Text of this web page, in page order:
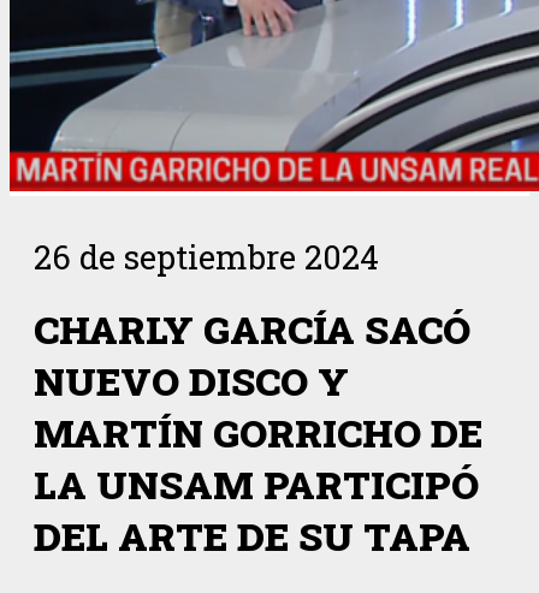
26 de septiembre 2024
CHARLY GARCÍA SACÓ
NUEVO DISCO Y
MARTÍN GORRICHO DE
LA UNSAM PARTICIPÓ
DEL ARTE DE SU TAPA